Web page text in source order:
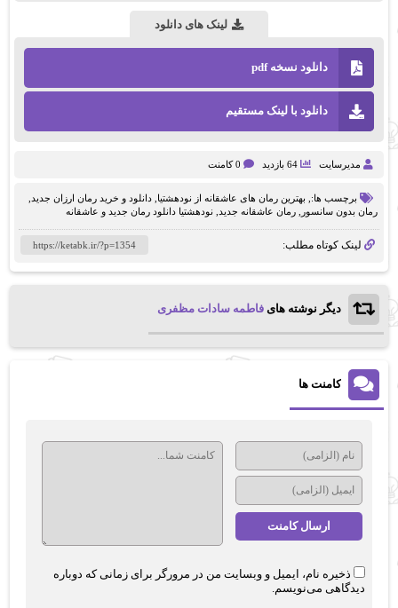
لینک های دانلود
دانلود نسخه pdf
دانلود با لینک مستقیم
مدیرسایت 64 بازدید 0 کامنت
برچسب ها:, بهترین رمان های عاشقانه از نودهشتیا دانلود و خرید رمان ارزان جدید
رمان بدون سانسور
رمان عاشقانه جدید نودهشتیا دانلود رمان جدید و عاشقانه
لینک کوتاه مطلب:
دیگر نوشته های فاطمه سادات مظفری
کامنت ها
ذخیره نام، ایمیل و وبسایت من در مرورگر برای زمانی که دوباره
دیدگاهی می‌نویسم.